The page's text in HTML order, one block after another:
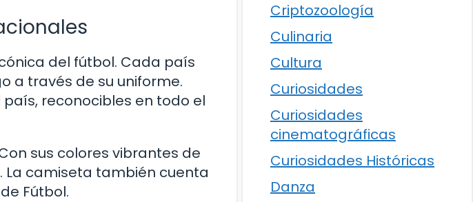
del fútbol. Cada país
a través de su uniforme.
reconocibles en todo el
sus colores vibrantes de
La camiseta también cuenta
Fútbol.
Criptozoología
Culinaria
Cultura
Curiosidades
Curiosidades
cinematográficas
Curiosidades Históricas
Danza